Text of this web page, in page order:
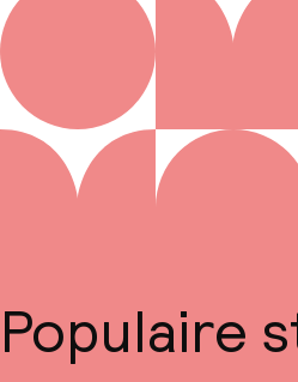
Populaire